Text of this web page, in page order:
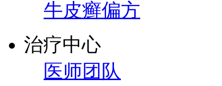
牛皮癣偏方
治疗中心
医师团队